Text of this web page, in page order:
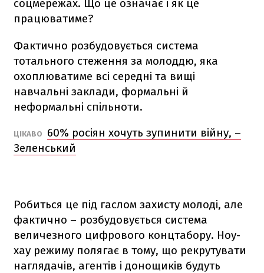
соцмережах. Що це означає і як це
працюватиме?
Фактично розбудовується система
тотального стеження за молоддю, яка
охоплюватиме всі середні та вищі
навчальні заклади, формальні й
неформальні спільноти.
ЦІКАВО
60% росіян хочуть зупинити війну, –
Зеленський
Робиться це під гаслом захисту молоді, але
фактично – розбудовується система
величезного цифрового концтабору. Ноу-
хау режиму полягає в тому, що рекрутувати
наглядачів, агентів і донощиків будуть